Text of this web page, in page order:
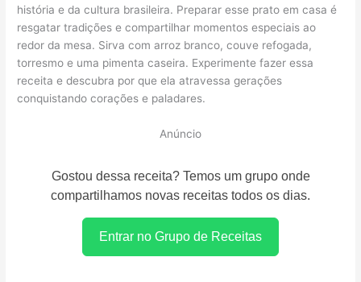
história e da cultura brasileira. Preparar esse prato em casa é
resgatar tradições e compartilhar momentos especiais ao
redor da mesa. Sirva com arroz branco, couve refogada,
torresmo e uma pimenta caseira. Experimente fazer essa
receita e descubra por que ela atravessa gerações
conquistando corações e paladares.
Anúncio
Gostou dessa receita? Temos um grupo onde
compartilhamos novas receitas todos os dias.
Entrar no Grupo de Receitas